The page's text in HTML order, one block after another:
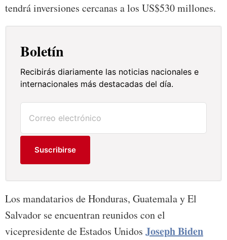
tendrá inversiones cercanas a los US$530 millones.
Boletín
Recibirás diariamente las noticias nacionales e
internacionales más destacadas del día.
Suscribirse
Los mandatarios de Honduras, Guatemala y El
Salvador se encuentran reunidos con el
vicepresidente de Estados Unidos Joseph Biden